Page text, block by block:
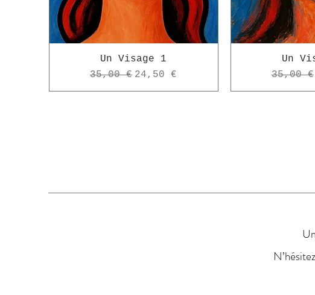
Un Visage 1
Prix original
35,00 € Prix promotionnel
24,50 €
Un
Prix
35,00 €
Recevez